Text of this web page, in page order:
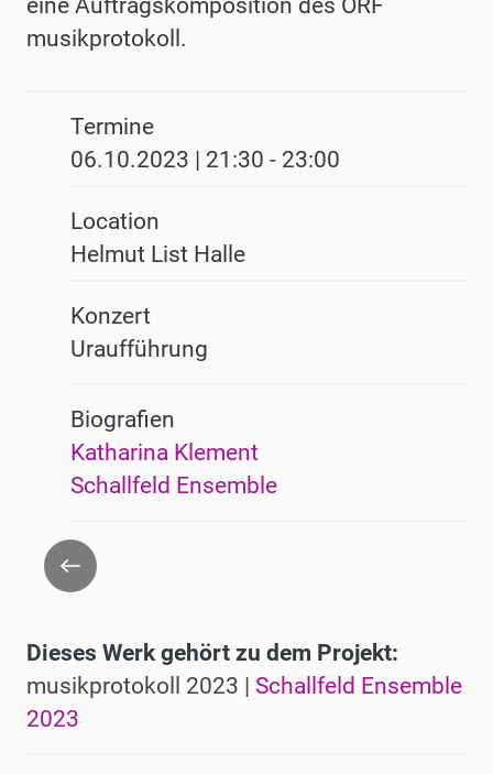
eine Auftragskomposition des ORF
musikprotokoll.
Termine
06.10.2023 | 21:30 - 23:00
Location
Helmut List Halle
Konzert
Uraufführung
Biografien
Katharina Klement
Schallfeld Ensemble
Zurück
Dieses Werk gehört zu dem Projekt:
musikprotokoll 2023 | Schallfeld Ensemble
2023